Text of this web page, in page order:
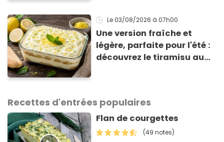
Le 03/08/2026 à 07h00
Une version fraîche et
légère, parfaite pour l'été :
découvrez le tiramisu au
Recettes d'entrées populaires
Flan de courgettes
(49 notes)